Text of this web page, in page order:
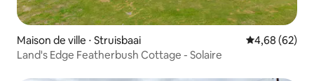
Maison de ville ⋅ Struisbaai Évaluation
4,68 (62)
Land's Edge Featherbush Cottage - Solaire